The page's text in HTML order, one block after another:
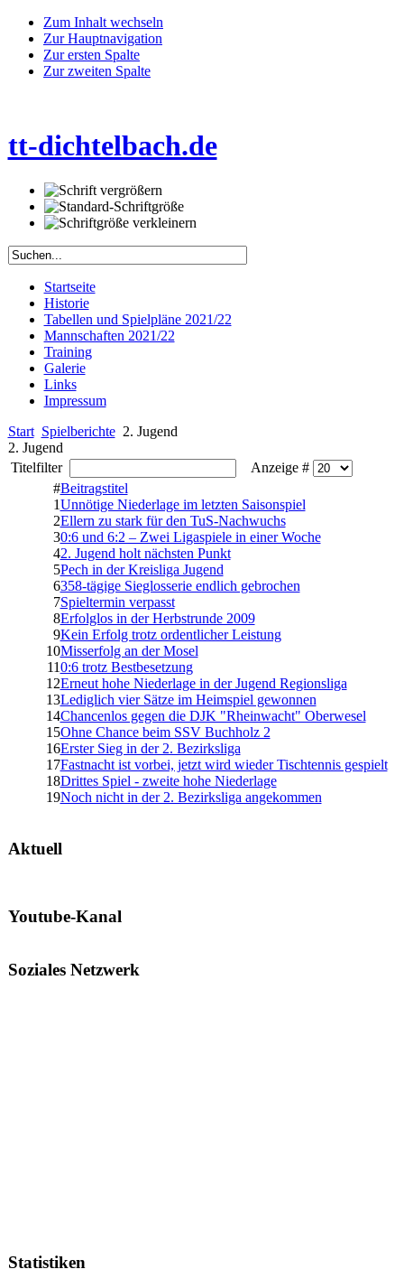
Zum Inhalt wechseln
Zur Hauptnavigation
Zur ersten Spalte
Zur zweiten Spalte
tt-dichtelbach.de
Startseite
Historie
Tabellen und Spielpläne 2021/22
Mannschaften 2021/22
Training
Galerie
Links
Impressum
Start Spielberichte 2. Jugend
2. Jugend
Titelfilter
Anzeige #
#Beitragstitel
1Unnötige Niederlage im letzten Saisonspiel
2Ellern zu stark für den TuS-Nachwuchs
30:6 und 6:2 – Zwei Ligaspiele in einer Woche
42. Jugend holt nächsten Punkt
5Pech in der Kreisliga Jugend
6358-tägige Sieglosserie endlich gebrochen
7Spieltermin verpasst
8Erfolglos in der Herbstrunde 2009
9Kein Erfolg trotz ordentlicher Leistung
10Misserfolg an der Mosel
110:6 trotz Bestbesetzung
12Erneut hohe Niederlage in der Jugend Regionsliga
13Lediglich vier Sätze im Heimspiel gewonnen
14Chancenlos gegen die DJK "Rheinwacht" Oberwesel
15Ohne Chance beim SSV Buchholz 2
16Erster Sieg in der 2. Bezirksliga
17Fastnacht ist vorbei, jetzt wird wieder Tischtennis gespielt
18Drittes Spiel - zweite hohe Niederlage
19Noch nicht in der 2. Bezirksliga angekommen
Aktuell
Youtube-Kanal
Soziales Netzwerk
Statistiken